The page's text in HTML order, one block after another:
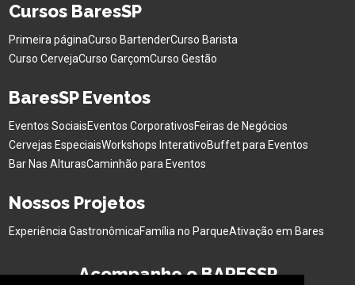
Cursos BaresSP
Primeira páginaCurso BartenderCurso Barista
Curso CervejaCurso GarçomCurso Gestão
BaresSP Eventos
Eventos SociaisEventos CorporativosFeiras de Negócios
Cervejas EspeciaisWorkshops InterativoBuffet para Eventos
Bar Nas AlturasCaminhão para Eventos
Nossos Projetos
Experiência GastronômicaFamília no ParqueAtivação em Bares
Acompanhe o BARESSP